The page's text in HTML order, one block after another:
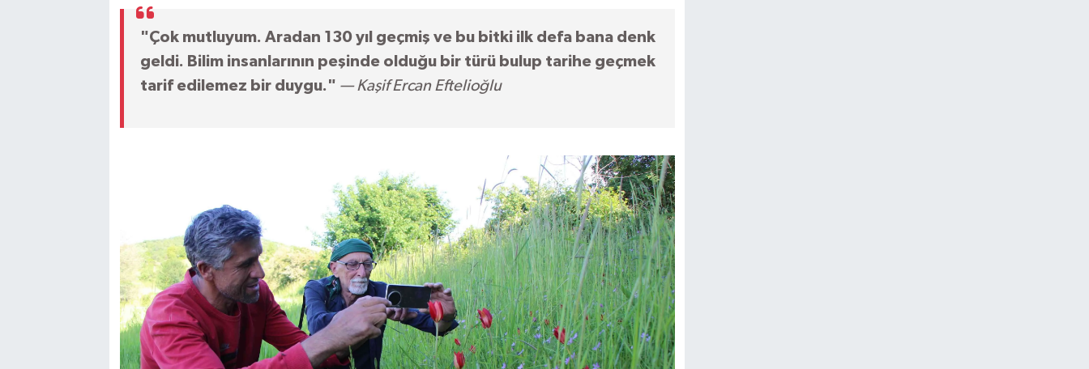
"Çok mutluyum. Aradan 130 yıl geçmiş ve bu bitki ilk defa bana denk
geldi. Bilim insanlarının peşinde olduğu bir türü bulup tarihe geçmek
tarif edilemez bir duygu." — Kaşif Ercan Eftelioğlu